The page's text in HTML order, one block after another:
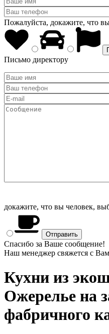
Пожалуйста, докажите, что
Письмо директору
докажите, что вы человек,
Спасибо за Ваше сообщение!
Наш менеджер свяжется с
Кухни из
Ожерелье на
фабричного